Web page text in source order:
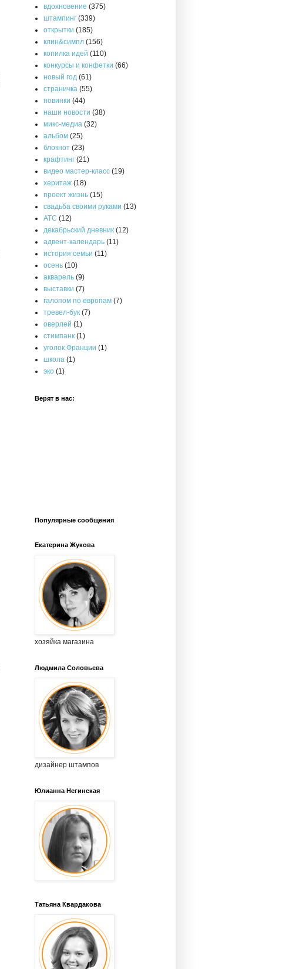
вдохновение (375)
штампинг (339)
открытки (185)
клин&симпл (156)
копилка идей (110)
конкурсы и конфетки (66)
новый год (61)
страничка (55)
новинки (44)
наши новости (38)
микс-медиа (32)
альбом (25)
блокнот (23)
крафтинг (21)
видео мастер-класс (19)
херитаж (18)
проект жизнь (15)
свадьба своими руками (13)
АТС (12)
декабрьский дневник (12)
адвент-календарь (11)
история семьи (11)
осень (10)
акварель (9)
выставки (7)
галопом по европам (7)
тревел-бук (7)
оверлей (1)
стимпанк (1)
уголок Франции (1)
школа (1)
эко (1)
Верят в нас:
Популярные сообщения
Екатерина Жукова
хозяйка магазина
Людмила Соловьева
дизайнер штампов
Юлианна Негинская
Татьяна Квардакова